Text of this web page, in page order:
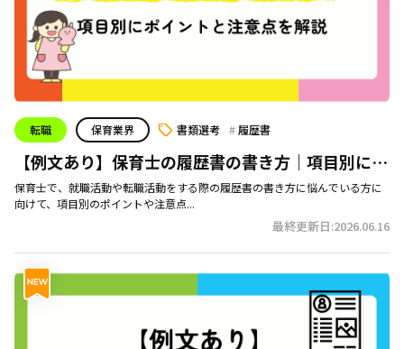
転職 保育業界 書類選考 履歴書
【例文あり】保育士の履歴書の書き方｜項目別にポ
イントと注意点を解説
保育士で、就職活動や転職活動をする際の履歴書の書き方に悩んでいる方に
向けて、項目別のポイントや注意点...
最終更新日:2026.06.16